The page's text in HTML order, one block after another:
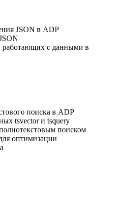
JSON в ADP
работающих с данными в
поиска в ADP
tsvector и tsquery
поиском
оптимизации